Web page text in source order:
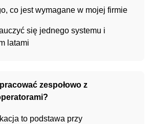
co jest wymagane w mojej firmie
się jednego systemu i
latami
zespołowo z
to podstawa przy